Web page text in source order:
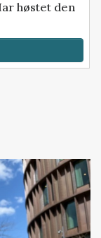
høstet den